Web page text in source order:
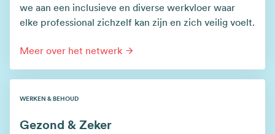
we aan een inclusieve en diverse werkvloer waar
elke professional zichzelf kan zijn en zich veilig voelt.
Meer over het netwerk
Gezond & Zeker
WERKEN & BEHOUD